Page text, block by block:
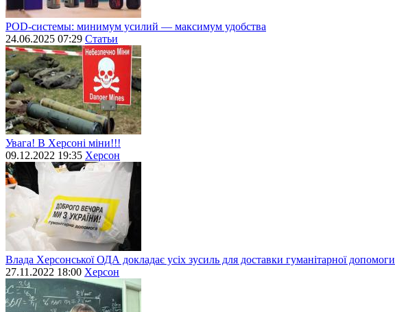
POD-системы: минимум усилий — максимум удобства
24.06.2025 07:29 Статьи
Увага! В Херсоні міни!!!
09.12.2022 19:35 Херсон
Влада Херсонської ОДА докладає усіх зусиль для доставки гуманітарної допомоги
27.11.2022 18:00 Херсон